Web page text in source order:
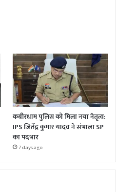
कबीरधाम पुलिस को मिला नया नेतृत्व:
IPS जितेंद्र कुमार यादव ने संभाला SP
का पदभार
7 days ago